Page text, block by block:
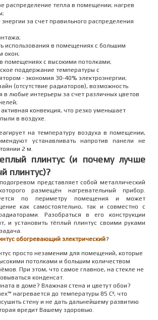
распределение тепла в помещении; нагрев
за счет правильного распределения
использования в помещениях с большим
окон;
помещениях с высокими потолками;
поддержание температуры с
- экономия 30-40% электроэнергии;
(отсутствие радиаторов), возможность
в любые интерьеры за счет различных цветов
активная конвекция, что резко уменьшает
в воздухе.
на температуру воздуха в помещении,
устанавливать напротив панели не
2 м.
плинтус (и почему лучше
плинтус)?
представляет собой металлический
размещён нагревательный прибор.
по периметру помещения и может
как самостоятельно, так и совместно с
Разобраться в его конструкции
и установить тёплый плинтус своими руками
обогревающий электрический?
просто незаменим для помещений, которые
потолками и большим количеством
При этом, что самое главное, на стекле не
конденсат.
в доме? Влажная стена и цветут обои?
нагревается до температуры 85 Сº, что
стену и не дать дальнейшему развитию
вредит Вашему здоровью.